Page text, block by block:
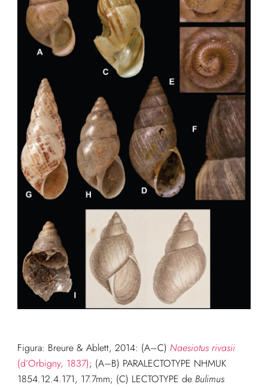
Figura: Breure & Ablett, 2014: (A–C) Naesiotus rivasii
(d’Orbigny, 1837); (A–B) PARALECTOTYPE NHMUK
1854.12.4.171, 17.7mm; (C) LECTOTYPE de Bulimus